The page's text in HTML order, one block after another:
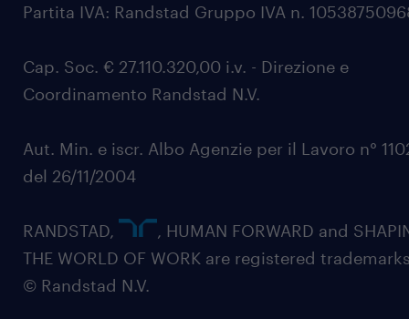
Partita IVA: Randstad Gruppo IVA n.
Cap. Soc. € 27.110.320,00 i.v. - Direzione e
Coordinamento Randstad N.V.
Aut. Min. e iscr. Albo Agenzie per il Lavoro n°
del 26/11/2004
RANDSTAD,
, HUMAN FORWARD and
THE WORLD OF WORK are registered
© Randstad N.V.